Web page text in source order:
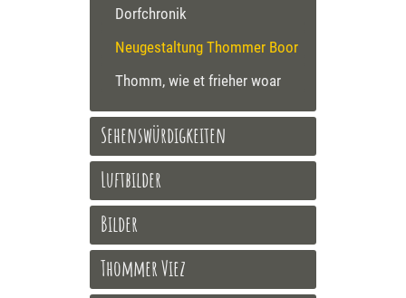
Dorfchronik
Neugestaltung Thommer Boor
Thomm, wie et frieher woar
Sehenswürdigkeiten
Luftbilder
Bilder
Thommer Viez